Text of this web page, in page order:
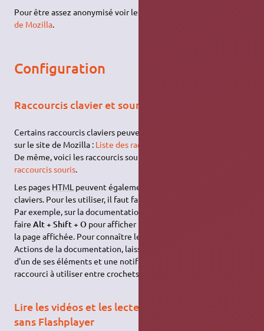
Pour être assez anonymisé voir les
de Mozilla.
Configuration
Raccourcis clavier et souris
Certains raccourcis claviers peuvent être utiles. En voici la liste
sur le site de Mozilla : Liste des raccourcis claviers
De même, voici les raccourcis souris utilisables :
raccourcis souris.
Les pages HTML peuvent également contenir des raccourcis
claviers. Pour les utiliser, il faut faire
Par exemple, sur la documentation Ubuntu-fr.org, vous pouvez
faireAlt + Shift + O pour afficher les derniers changements de
la page affichée. Pour connaître les autres raccourcis du menu
Actions de la documentation, laissez votre souris au-dessus
d'un de ses éléments et une notification vous affichera le
raccourci à utiliser entre crochets (exemple précédent : [O]).
Lire les vidéos et les lecteurs audio en Html5
sans Flashplayer